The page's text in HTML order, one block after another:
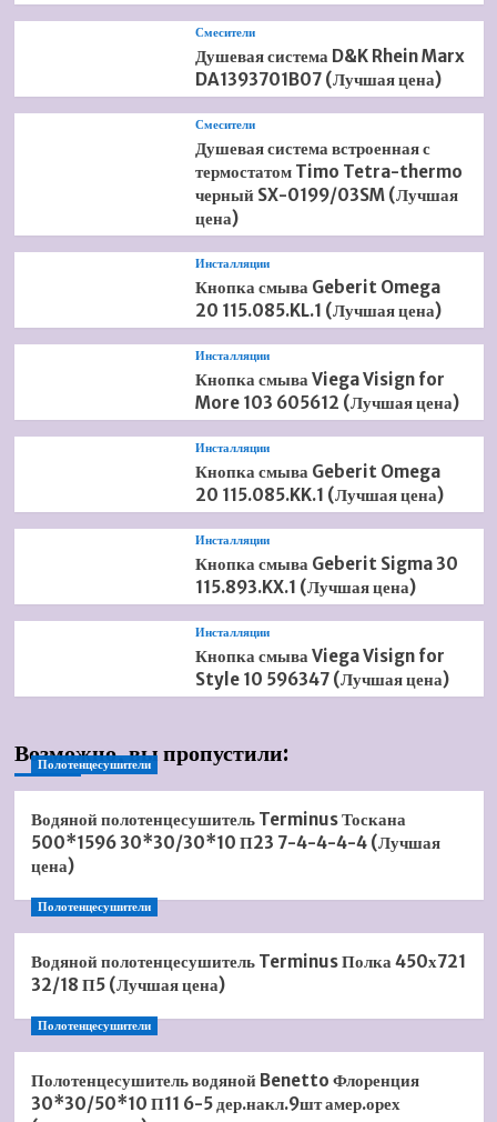
Смесители
Душевая система D&K Rhein Marx
DA1393701B07 (Лучшая цена)
Смесители
Душевая система встроенная с
термостатом Timo Tetra-thermo
черный SX-0199/03SM (Лучшая
цена)
Инсталляции
Кнопка смыва Geberit Omega
20 115.085.KL.1 (Лучшая цена)
Инсталляции
Кнопка смыва Viega Visign for
More 103 605612 (Лучшая цена)
Инсталляции
Кнопка смыва Geberit Omega
20 115.085.KK.1 (Лучшая цена)
Инсталляции
Кнопка смыва Geberit Sigma 30
115.893.KX.1 (Лучшая цена)
Инсталляции
Кнопка смыва Viega Visign for
Style 10 596347 (Лучшая цена)
Возможно, вы пропустили:
Полотенцесушители
Водяной полотенцесушитель Terminus Тоскана
500*1596 30*30/30*10 П23 7-4-4-4-4 (Лучшая
цена)
Полотенцесушители
Водяной полотенцесушитель Terminus Полка 450х721
32/18 П5 (Лучшая цена)
Полотенцесушители
Полотенцесушитель водяной Benetto Флоренция
30*30/50*10 П11 6-5 дер.накл.9шт амер.орех